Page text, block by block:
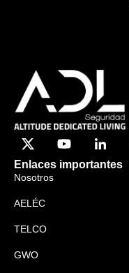
Enlaces importantes
Nosotros
AELÉC
TELCO
GWO